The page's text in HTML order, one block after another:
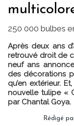
250 000 bulbes
Après deux ans
retrouvé droit de
neuf ans
des décorations
qu’en extérieur.
nouvelle tulipe «
par Chantal Goya.
Rédigé